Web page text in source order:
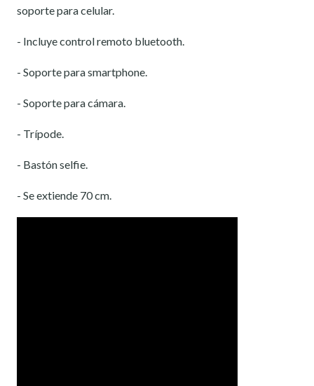
soporte para celular.
- Incluye control remoto bluetooth.
- Soporte para smartphone.
- Soporte para cámara.
- Trípode.
- Bastón selfie.
- Se extiende 70 cm.